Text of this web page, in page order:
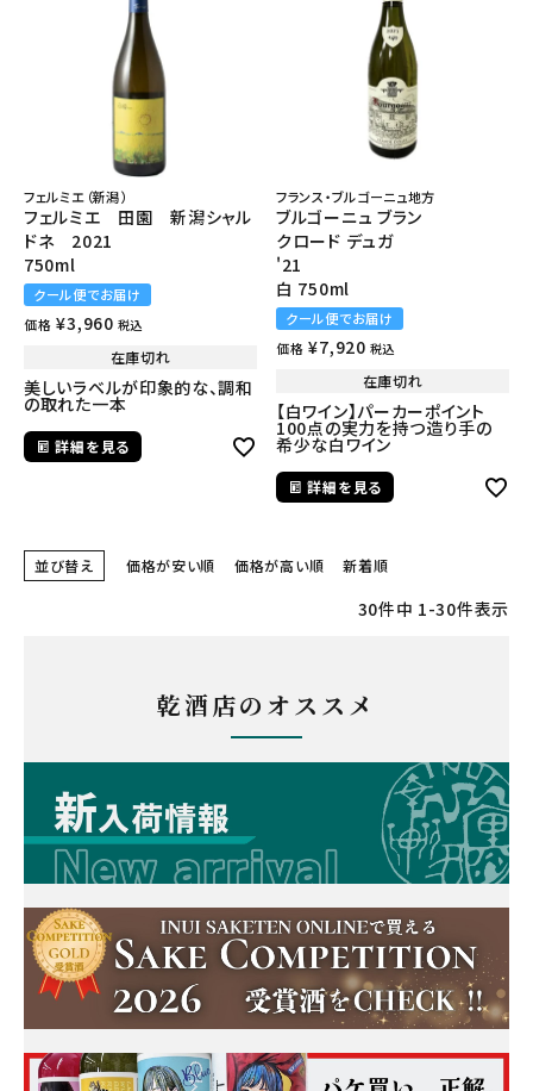
フェルミエ（新潟）
フェルミエ 田園 新潟シャル
ドネ 2021
750ml
クール便でお届け
価格 ¥3,960 税込
在庫切れ
美しいラベルが印象的な、調和
の取れた一本
詳細を見る
フランス・ブルゴーニュ地方
ブルゴーニュ ブラン
クロード デュガ
'21
白 750ml
クール便でお届け
価格 ¥7,920 税込
在庫切れ
【白ワイン】パーカーポイント
100点の実力を持つ造り手の
希少な白ワイン
詳細を見る
並び替え 価格が安い順 価格が高い順 新着順
30件中 1-30件表示
乾酒店のオススメ